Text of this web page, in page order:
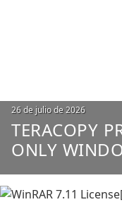
26 de julio de 2026
TERACOPY
ONLY
X64 100%
UNLIMITED